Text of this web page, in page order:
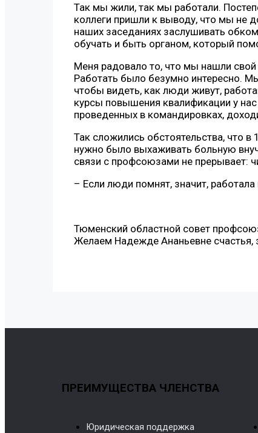
Так мы жили, так мы работали.
коллеги пришли к выводу, что мы не
наших заседаниях заслушивать
обучать и быть органом, который
Меня радовало то, что мы нашли
Работать было безумно интересно.
чтобы видеть, как люди живут,
курсы повышения квалификации у
проведенных в командировках,
Так сложились обстоятельства, что
нужно было выхаживать больную
связи с профсоюзами не прерывает:
– Если люди помнят, значит,
Тюменский областной совет
Желаем Надежде Ананьевне счастья,
ПРЕИМУЩЕСТВА ЧЛЕНСТВА
Юридическая поддержка